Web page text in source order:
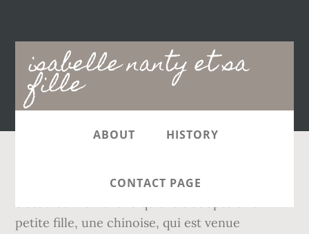
isabelle nanty et sa
fille
Main
navigation
ABOUT HISTORY
CONTACT PAGE
if (window.removeEventListener) { En effet,
petite fille, une chinoise, qui est venue